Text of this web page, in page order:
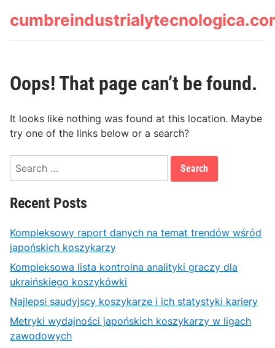
Oops! That page can’t be found.
It looks like nothing was found at this location. Maybe
try one of the links below or a search?
Search
Recent Posts
Kompleksowy raport danych na temat trendów wśród
japońskich koszykarzy
Kompleksowa lista kontrolna analityki graczy dla
ukraińskiego koszykówki
Najlepsi saudyjscy koszykarze i ich statystyki kariery
Metryki wydajności japońskich koszykarzy w ligach
zawodowych